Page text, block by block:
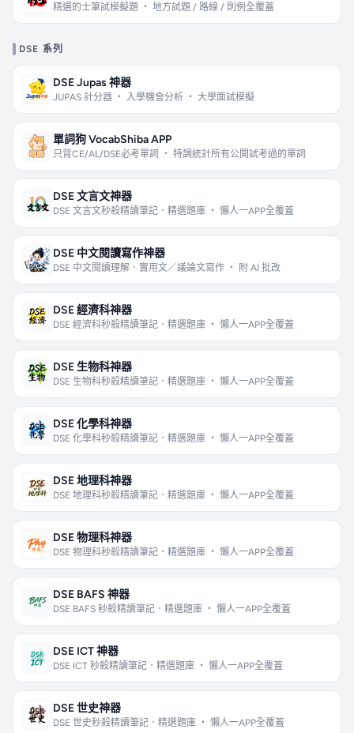
精選的士筆試模擬題 ・ 地方試題 / 路線 / 則例全覆蓋
DSE 系列
DSE Jupas 神器
JUPAS 計分器 ・ 入學機會分析 ・ 大學面試模擬
單詞狗 VocabShiba APP
只背CE/AL/DSE必考單詞 ・ 特調統計所有公開試考過的單詞
DSE 文言文神器
DSE 文言文秒殺精讀筆記．精選題庫 ・ 懶人一APP全覆蓋
DSE 中文閱讀寫作神器
DSE 中文閱讀理解．實用文／議論文寫作 ・ 附 AI 批改
DSE 經濟科神器
DSE 經濟科秒殺精讀筆記．精選題庫 ・ 懶人一APP全覆蓋
DSE 生物科神器
DSE 生物科秒殺精讀筆記．精選題庫 ・ 懶人一APP全覆蓋
DSE 化學科神器
DSE 化學科秒殺精讀筆記．精選題庫 ・ 懶人一APP全覆蓋
DSE 地理科神器
DSE 地理科秒殺精讀筆記．精選題庫 ・ 懶人一APP全覆蓋
DSE 物理科神器
DSE 物理科秒殺精讀筆記．精選題庫 ・ 懶人一APP全覆蓋
DSE BAFS 神器
DSE BAFS 秒殺精讀筆記．精選題庫 ・ 懶人一APP全覆蓋
DSE ICT 神器
DSE ICT 秒殺精讀筆記．精選題庫 ・ 懶人一APP全覆蓋
DSE 世史神器
DSE 世史秒殺精讀筆記．精選題庫 ・ 懶人一APP全覆蓋